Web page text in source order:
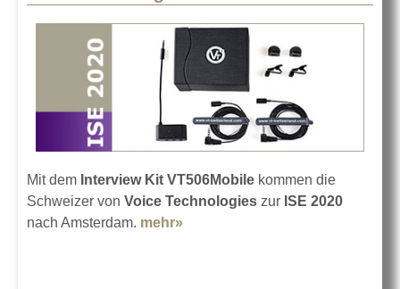
Mit dem Interview Kit VT506Mobile kommen die
Schweizer von Voice Technologies zur ISE 2020
nach Amsterdam. mehr»